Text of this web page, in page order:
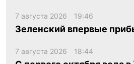
7 августа 2026 19:46
Зеленский впервые
7 августа 2026 18:44